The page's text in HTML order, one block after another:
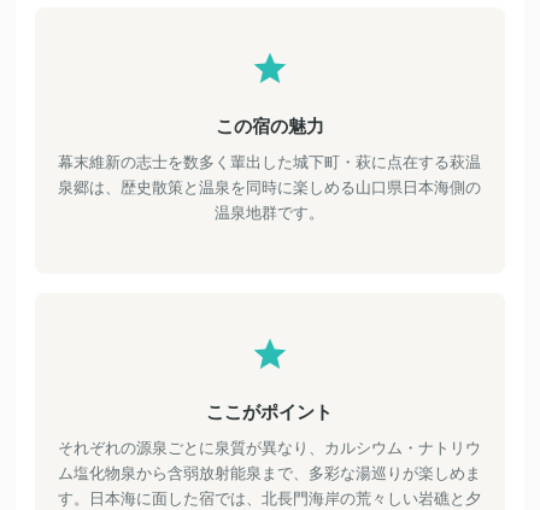
この宿の魅力
幕末維新の志士を数多く輩出した城下町・萩に点在する萩温
泉郷は、歴史散策と温泉を同時に楽しめる山口県日本海側の
温泉地群です。
ここがポイント
それぞれの源泉ごとに泉質が異なり、カルシウム・ナトリウ
ム塩化物泉から含弱放射能泉まで、多彩な湯巡りが楽しめま
す。日本海に面した宿では、北長門海岸の荒々しい岩礁と夕